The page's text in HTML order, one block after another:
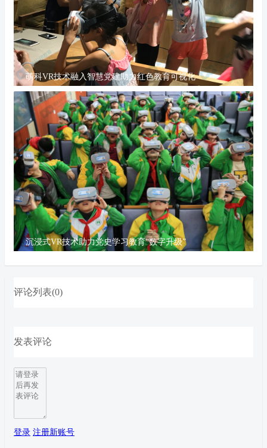
萌科VR技术融入智慧党建助力红色教育可视化
沉浸式VR技术助力党史学习教育“数字升级”
评论列表(0)
发表评论
登录 注册新账号